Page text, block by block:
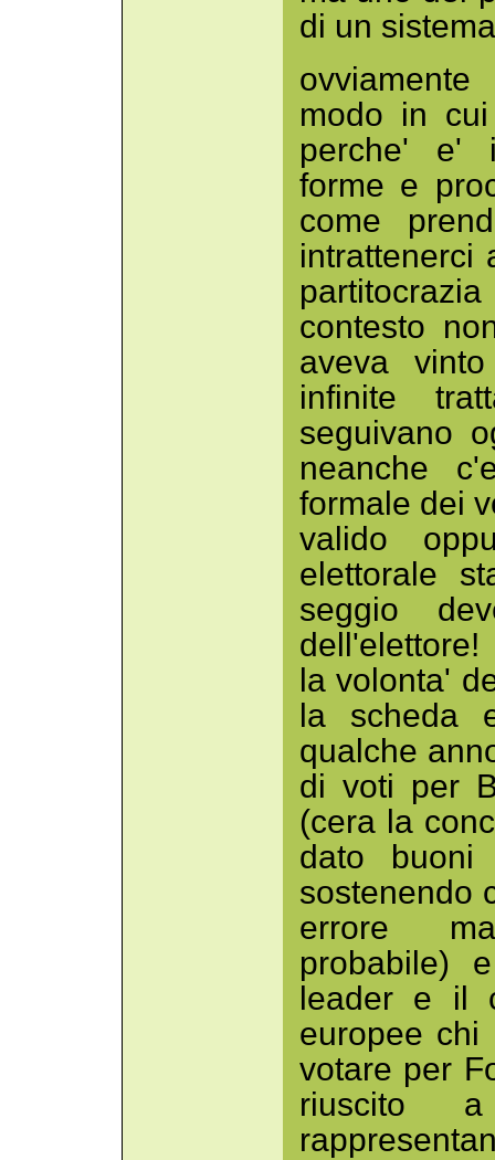
di un
modo in
perche' e'
forme e
come
intrattenerci
contesto
aveva
infinite
seguivano
neanche
formale dei
valido
elettorale
seggio
la volonta'
la scheda
qualche
di voti per
(cera la
dato
sostenendo
errore
probabile)
leader e il
europee
votare per
riuscito